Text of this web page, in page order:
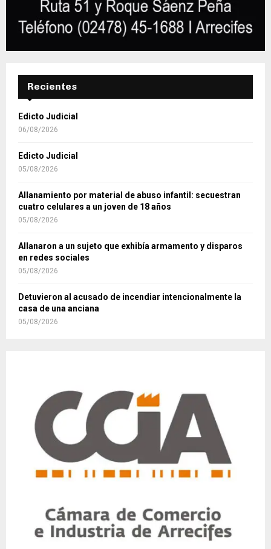
Recientes
Edicto Judicial
06/08/2026
Edicto Judicial
05/08/2026
Allanamiento por material de abuso infantil: secuestran
cuatro celulares a un joven de 18 años
05/08/2026
Allanaron a un sujeto que exhibía armamento y disparos
en redes sociales
05/08/2026
Detuvieron al acusado de incendiar intencionalmente la
casa de una anciana
05/08/2026